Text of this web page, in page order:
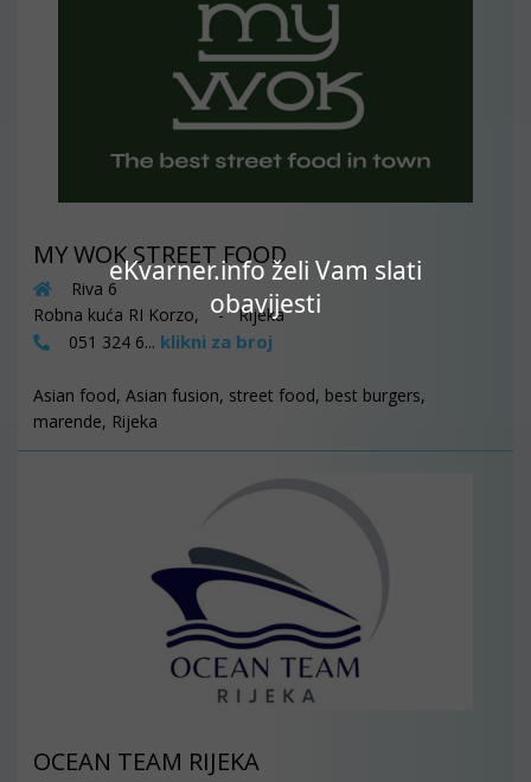
eKvarner.info želi Vam slati
obavijesti
MY WOK STREET FOOD
Riva 6
Robna kuća RI Korzo, - Rijeka
051 324 6... klikni za broj
Asian food, Asian fusion, street food, best burgers,
marende, Rijeka
OCEAN TEAM RIJEKA